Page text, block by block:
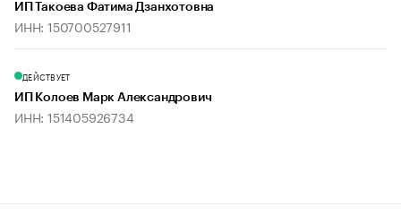
ИП Такоева Фатима Дзанхотовна
ИНН: 150700527911
ДЕЙСТВУЕТ
ИП Колоев Марк Александрович
ИНН: 151405926734